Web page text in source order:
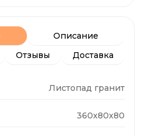
Описание
Отзывы Доставка
Листопад гранит
360x80x80